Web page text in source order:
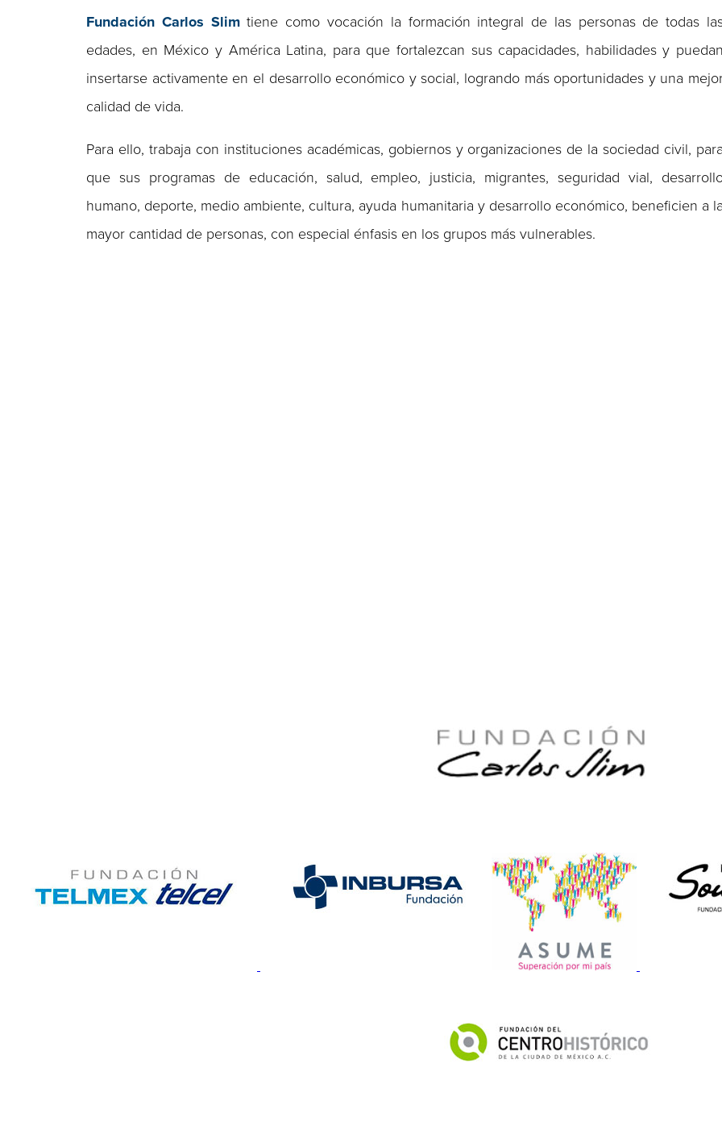
Fundación Carlos Slimtiene como vocación la formación integral de las personas de todas
edades, en México y América Latina, para que fortalezcan sus capacidades, habilidades y
insertarse activamente en el desarrollo económico y social, logrando más oportunidades y una
calidad de vida.
Para ello, trabaja con instituciones académicas, gobiernos y organizaciones de la sociedad civil,
que sus programas de educación, salud, empleo, justicia, migrantes, seguridad vial,
humano, deporte, medio ambiente, cultura, ayuda humanitaria y desarrollo económico, beneficien a
mayor cantidad de personas, con especial énfasis en los grupos más vulnerables.